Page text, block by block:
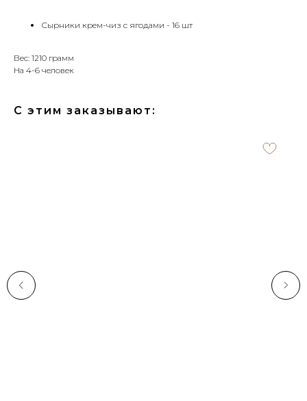
Сырники крем-чиз с ягодами - 16 шт
Вес: 1210 грамм
На 4-6 человек
С этим заказывают: